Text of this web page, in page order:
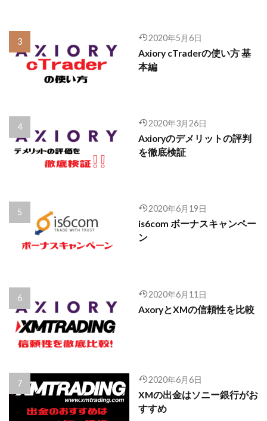
2020年5月6日
Axiory cTraderの使い方 基
本編
2020年3月26日
Axioryのデメリットの評判
を徹底検証
2020年6月19日
is6com ボーナスキャンペー
ン
2020年6月11日
AxoryとXMの信頼性を比較
2020年6月6日
XMの出金はソニー銀行がお
すすめ